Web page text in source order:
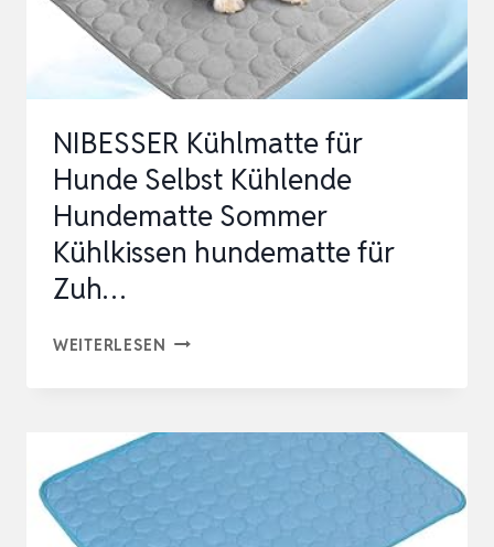
HUNDEMATTE
FÜR
ZUHAUSE…
NIBESSER Kühlmatte für
Hunde Selbst Kühlende
Hundematte Sommer
Kühlkissen hundematte für
Zuh…
WEITERLESEN NIBESSER
HUNDE
KÜHLENDE
HUNDEMATTE